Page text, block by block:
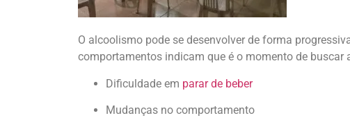
O alcoolismo pode se desenvolver de forma
comportamentos indicam que é o momento de buscar
Dificuldade em parar de beber
Mudanças no comportamento